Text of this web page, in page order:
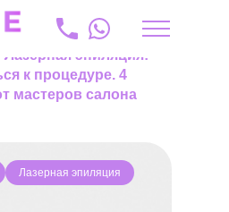
lv
Лазерная эпиляция:
к процедуре. 4
мастеров салона
Лазерная эпиляция